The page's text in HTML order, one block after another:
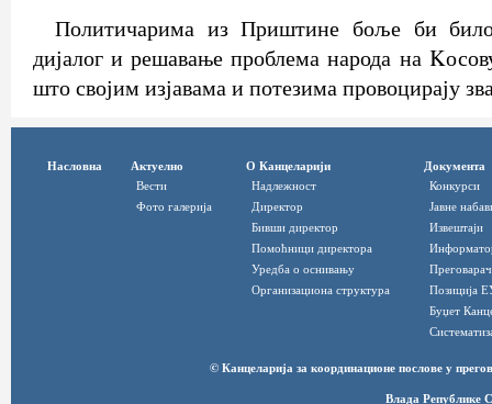
Политичарима из Приштине боље би
дијалог и решавање проблема народа на
што својим изјавама и потезима провоцирају
Насловна Актуелно
Вести
Фото галерија
О Канцеларији
Надлежност
Директор
Бивши директор
Помоћници директора
Уредба о оснивању
Организациона структура
Документа
Конкурси
Јавне
Извештаји
Позиција
Буџет
© Канцеларија за координационе послове у
Влада Републике